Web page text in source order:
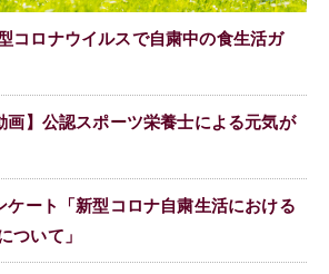
コロナウイルスで自粛中の食生活ガ
画】公認スポーツ栄養士による元気が
ケート「新型コロナ自粛生活における
ついて」